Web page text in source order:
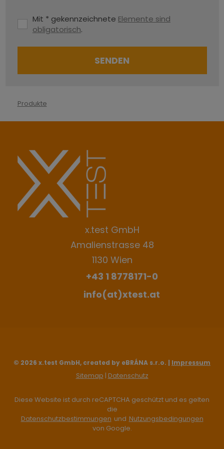
Mit * gekennzeichnete Elemente sind
obligatorisch.
SENDEN
konnte
Produkte
x.test GmbH
Amalienstrasse 48
1130 Wien
+43 1 8778171-0
info(at)xtest.at
© 2026 x.test GmbH, created by eBRÁNA s.r.o. | Impressum
Sitemap | Datenschutz
Diese Website ist durch reCAPTCHA geschützt und es gelten
die
Datenschutzbestimmungen und Nutzungsbedingungen
von Google.